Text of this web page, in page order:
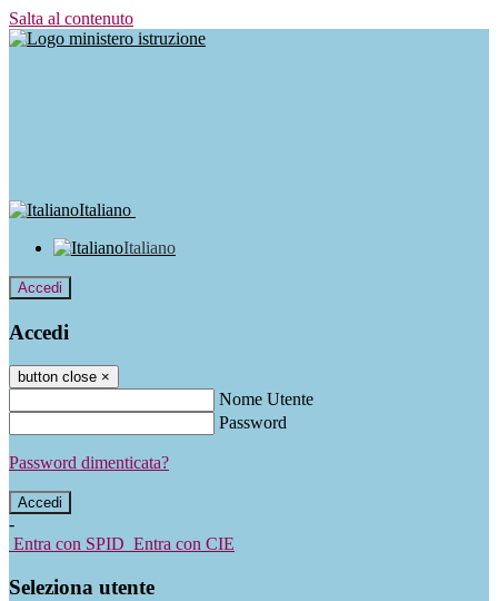
Salta al contenuto
Italiano
Italiano
Accedi
Accedi
button close ×
Nome Utente
Password
Password dimenticata?
-
Entra con SPID Entra con CIE
Seleziona utente